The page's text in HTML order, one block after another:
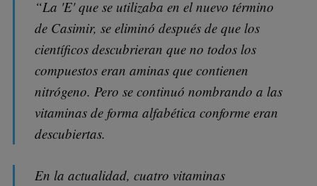
“La 'E' que se utilizaba en el nuevo término
de Casimir, se eliminó después de que los
científicos descubrieran que no todos los
compuestos eran aminas que contienen
nitrógeno. Pero se continuó nombrando a las
vitaminas de forma alfabética conforme eran
descubiertas.
En la actualidad, cuatro vitaminas